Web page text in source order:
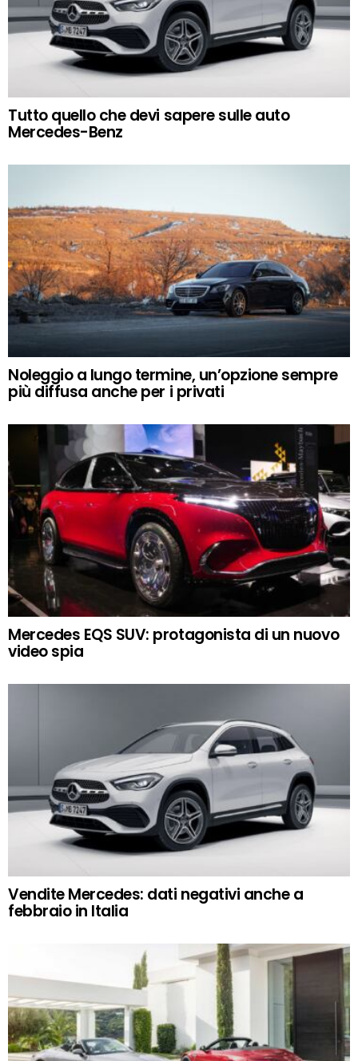
Tutto quello che devi sapere sulle auto
Mercedes-Benz
Noleggio a lungo termine, un’opzione sempre
più diffusa anche per i privati
Mercedes EQS SUV: protagonista di un nuovo
video spia
Vendite Mercedes: dati negativi anche a
febbraio in Italia